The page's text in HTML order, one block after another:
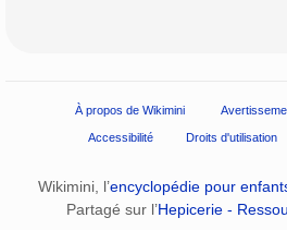
À propos de Wikimini
Accessibilité Droits d'utilisation
Wikimini, l’encyclopédie pour
Partagé sur l’Hepicerie -